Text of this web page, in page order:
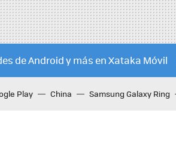
de Android y más en Xataka Móvil
Play China Samsung Galaxy Ring